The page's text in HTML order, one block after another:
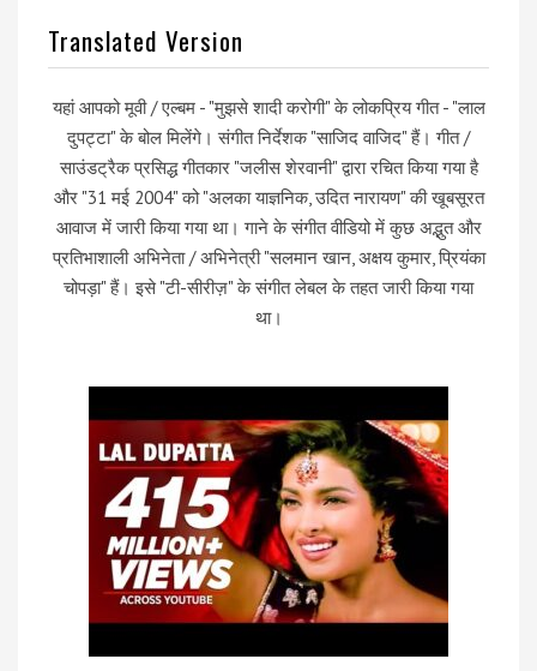
Translated Version
यहां आपको मूवी / एल्बम - "मुझसे शादी करोगी" के लोकप्रिय गीत - "लाल
दुपट्टा" के बोल मिलेंगे। संगीत निर्देशक "साजिद वाजिद" हैं। गीत /
साउंडट्रैक प्रसिद्ध गीतकार "जलीस शेरवानी" द्वारा रचित किया गया है
और "31 मई 2004" को "अलका याज्ञनिक, उदित नारायण" की खूबसूरत
आवाज में जारी किया गया था। गाने के संगीत वीडियो में कुछ अद्भुत और
प्रतिभाशाली अभिनेता / अभिनेत्री "सलमान खान, अक्षय कुमार, प्रियंका
चोपड़ा" हैं। इसे "टी-सीरीज़" के संगीत लेबल के तहत जारी किया गया
था।